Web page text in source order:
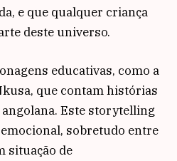
e que qualquer criança
deste universo.
educativas, como a
que contam histórias
Este storytelling
sobretudo entre
situação de